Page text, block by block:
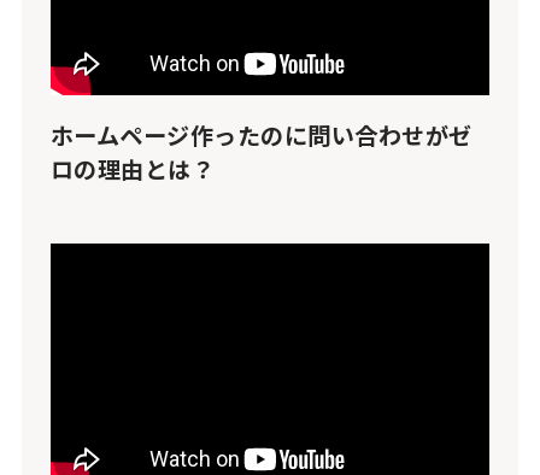
ホームページ作ったのに問い合わせがゼ
ロの理由とは？